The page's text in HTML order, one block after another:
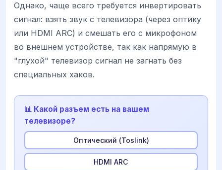
Однако, чаще всего требуется инвертировать
сигнал: взять звук с телевизора (через оптику
или HDMI ARC) и смешать его с микрофоном
во внешнем устройстве, так как напрямую в
"глухой" телевизор сигнал не загнать без
специальных хаков.
📊 Какой разъем есть на вашем
телевизоре?
Оптический (Toslink)
HDMI ARC